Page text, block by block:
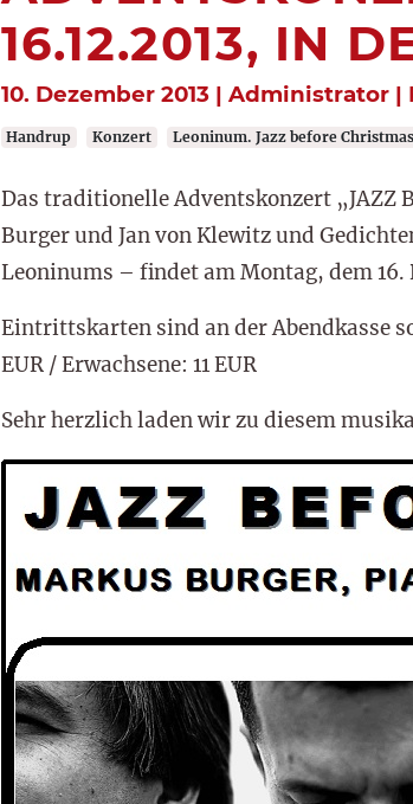
16.12.2013, IN
10. Dezember 2013 | Administrator
Handrup Konzert Leoninum. Jazz before Christmas
Das traditionelle Adventskonzert „JAZZ
Burger und Jan von Klewitz und
Leoninums – findet am Montag, dem
Eintrittskarten sind an der Abendkasse
EUR / Erwachsene: 11 EUR
Sehr herzlich laden wir zu diesem